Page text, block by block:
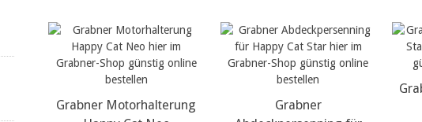
mehr Details...
Grabner Motorhalterung
mehr Details...
Grabner